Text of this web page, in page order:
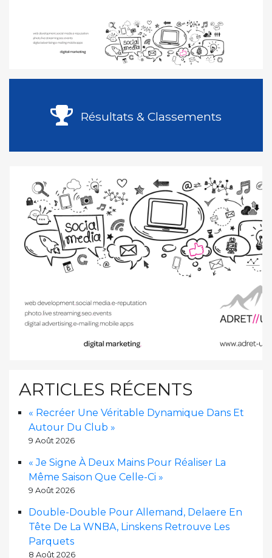
Résultats & Classements
ARTICLES RÉCENTS
« Recréer Une Véritable Dynamique Dans Et
Autour Du Club »
9 Août 2026
« Je Signe À Deux Mains Pour Réaliser La
Même Saison Que Celle-Ci »
9 Août 2026
Double-Double Pour Allemand, Delaere En
Tête De La WNBA, Linskens Retrouve Les
Parquets
8 Août 2026